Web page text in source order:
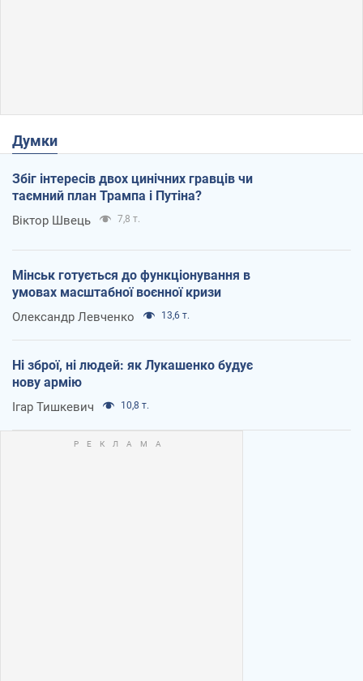
Думки
Збіг інтересів двох цинічних гравців чи
таємний план Трампа і Путіна?
Віктор Швець 7,8 т.
Мінськ готується до функціонування в
умовах масштабної воєнної кризи
Олександр Левченко 13,6 т.
Ні зброї, ні людей: як Лукашенко будує
нову армію
Ігар Тишкевич 10,8 т.